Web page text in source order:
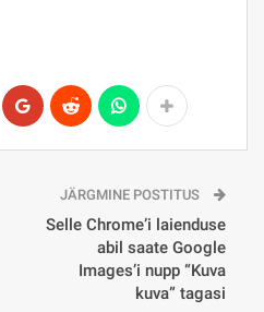
JÄRGMINE POSTITUS
Selle Chrome’i laienduse
abil saate Google
Images’i nupp “Kuva
kuva” tagasi